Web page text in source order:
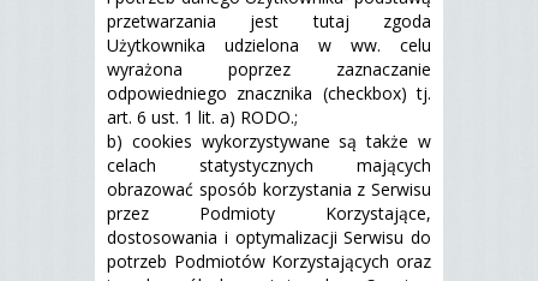
przetwarzania jest tutaj zgoda
Użytkownika udzielona w ww. celu
wyrażona poprzez zaznaczanie
odpowiedniego znacznika (checkbox) tj.
art. 6 ust. 1 lit. a) RODO.;
b) cookies wykorzystywane są także w
celach statystycznych mających
obrazować sposób korzystania z Serwisu
przez Podmioty Korzystające,
dostosowania i optymalizacji Serwisu do
potrzeb Podmiotów Korzystających oraz